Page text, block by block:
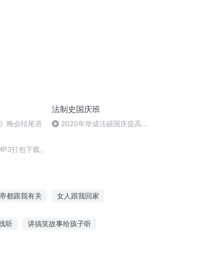
晚会结尾语
法制史国庆班
2020年华成法硕国庆提高班
打包下载。
都跟我有关 女人跟我回家
听 讲搞笑故事给孩子听